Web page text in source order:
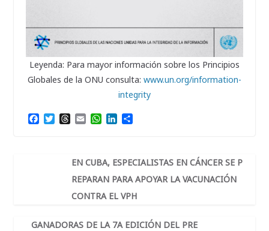
Leyenda: Para mayor información sobre los Principios
Globales de la ONU consulta: www.un.org/information-
integrity
F
T
T
a
d
s
E
l
W
s
A
p
p
L
e
d
I
n
C
a
t
i
EN CUBA, ESPECIALISTAS EN CÁNCER SE P
REPARAN PARA APOYAR LA VACUNACIÓN
CONTRA EL VPH
GANADORAS DE LA 7A EDICIÓN DEL PRE